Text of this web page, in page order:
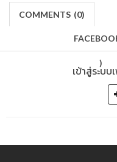
COMMENTS (0)
)
เข้าสู่ระบ